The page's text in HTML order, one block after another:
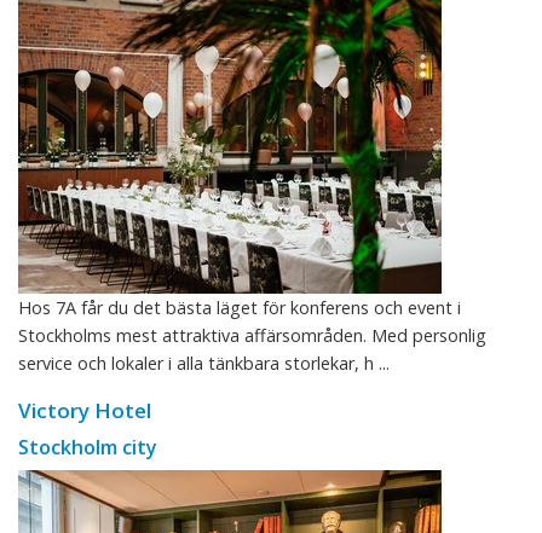
Hos 7A får du det bästa läget för konferens och event i
Stockholms mest attraktiva affärsområden. Med personlig
service och lokaler i alla tänkbara storlekar, h ...
Victory Hotel
Stockholm city